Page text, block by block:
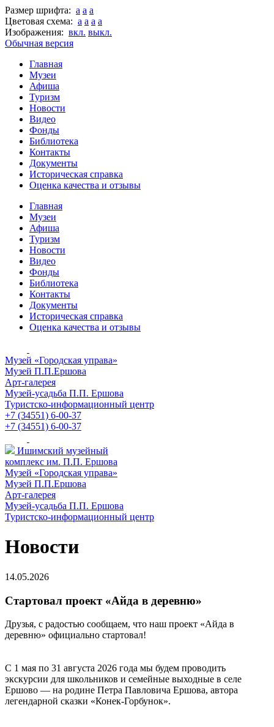
Размер шрифта: a a a
Цветовая схема: a a a a
Изображения: вкл. выкл.
Обычная версия
Главная
Музеи
Афиша
Туризм
Новости
Видео
Фонды
Библиотека
Контакты
Документы
Историческая справка
Оценка качества и отзывы
Главная
Музеи
Афиша
Туризм
Новости
Видео
Фонды
Библиотека
Контакты
Документы
Историческая справка
Оценка качества и отзывы
Музей «Городская управа»
Музей П.П.Ершова
Арт-галерея
Музей-усадьба П.П. Ершова
Туристско-информационный центр
+7 (34551) 6-00-37
+7 (34551) 6-00-37
Ишимский музейный
комплекс им. П.П. Ершова
Музей «Городская управа»
Музей П.П.Ершова
Арт-галерея
Музей-усадьба П.П. Ершова
Туристско-информационный центр
Новости
14.05.2026
Стартовал проект «Айда в деревню»
Друзья, с радостью сообщаем, что наш проект «Айда в
деревню» официально стартовал!
С 1 мая по 31 августа 2026 года мы будем проводить
экскурсии для школьников и семейные выходные в селе
Ершово — на родине Петра Павловича Ершова, автора
легендарной сказки «Конек-Горбунок».